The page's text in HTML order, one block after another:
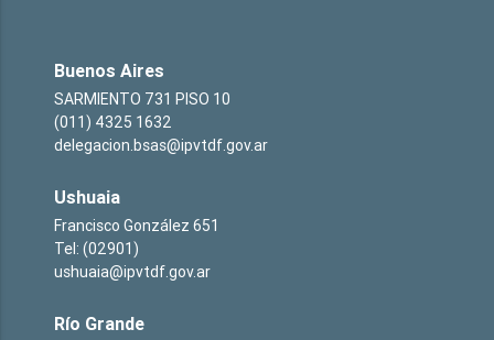
Buenos Aires
SARMIENTO 731 PISO 10
(011) 4325 1632
delegacion.bsas@ipvtdf.gov.ar
Ushuaia
Francisco González 651
Tel: (02901)
ushuaia@ipvtdf.gov.ar
Río Grande